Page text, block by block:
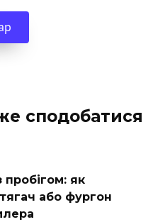
сподобатися
пробігом: як
або фургон